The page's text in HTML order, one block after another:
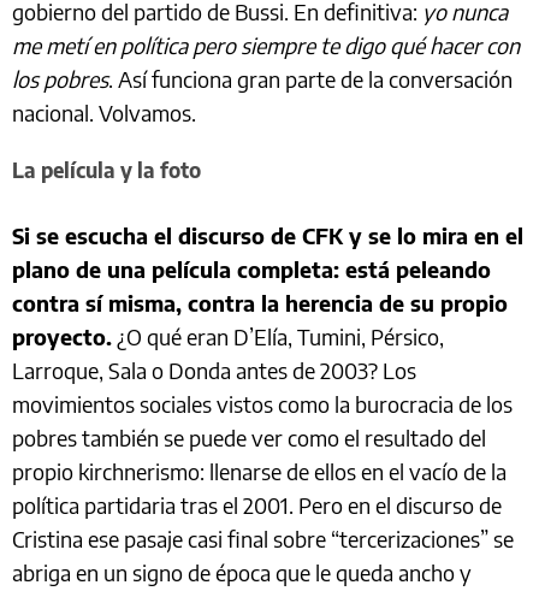
gobierno del partido de Bussi. En definitiva: yo nunca
me metí en política pero siempre te digo qué hacer con
los pobres. Así funciona gran parte de la conversación
nacional. Volvamos.
La película y la foto
Si se escucha el discurso de CFK y se lo mira en el
plano de una película completa: está peleando
contra sí misma, contra la herencia de su propio
proyecto. ¿O qué eran D’Elía, Tumini, Pérsico,
Larroque, Sala o Donda antes de 2003? Los
movimientos sociales vistos como la burocracia de los
pobres también se puede ver como el resultado del
propio kirchnerismo: llenarse de ellos en el vacío de la
política partidaria tras el 2001. Pero en el discurso de
Cristina ese pasaje casi final sobre “tercerizaciones” se
abriga en un signo de época que le queda ancho y